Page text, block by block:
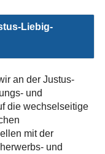
Liebig-
an der Justus-
und
die wechselseitige
mit der
und